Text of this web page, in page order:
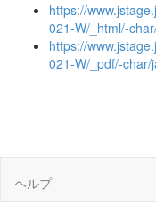
https://
021-W/_html/-
https://
021-W/_pdf/-char/
ヘルプ